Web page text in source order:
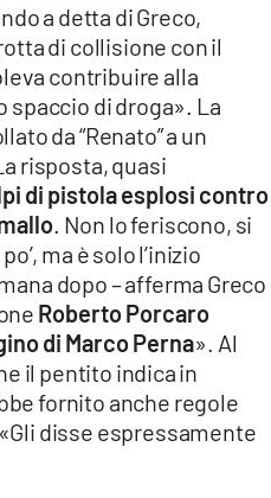
a detta di Greco,
di collisione con il
contribuire alla
di droga». La
da “Renato” a un
risposta, quasi
di pistola esplosi contro
. Non lo feriscono, si
ma è solo l’inizio
dopo – afferma Greco
Roberto Porcaro
di Marco Perna». Al
il pentito indica in
fornito anche regole
disse espressamente